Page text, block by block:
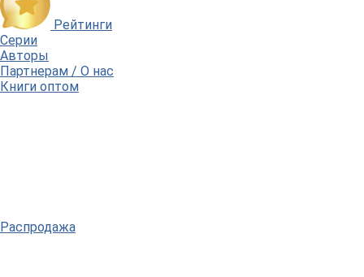
Рейтинги
Серии
Авторы
Партнерам / О нас
Книги оптом
Распродажа